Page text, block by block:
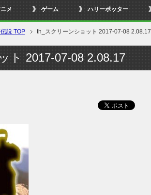
メ ゲーム ハリーポッター
説 TOP th_スクリーンショット 2017-07-08 2.08.17
ト 2017-07-08 2.08.17